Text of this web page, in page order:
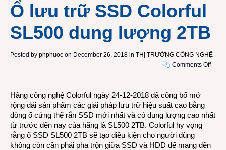
Ổ lưu trữ SSD Colorful
SL500 dung lượng 2TB
Posted by phphuoc on December 26, 2018 in THỊ TRƯỜNG CÔNG NGHỆ
Comments Offon
Hãng công nghệ Colorful ngày 24-12-2018 đã công bố mở
rộng dải sản phẩm các giải pháp lưu trữ hiệu suất cao bằng
dòng ổ cứng thể rắn SSD mới nhất và có dung lượng cao nhất
từ trước đến nay của hãng là SL500 2TB. Colorful hy vọng
rằng ổ SSD SL500 2TB sẽ tạo điều kiện cho người dùng
không còn cần phải pha trộn giữa SSD và HDD để mang đến